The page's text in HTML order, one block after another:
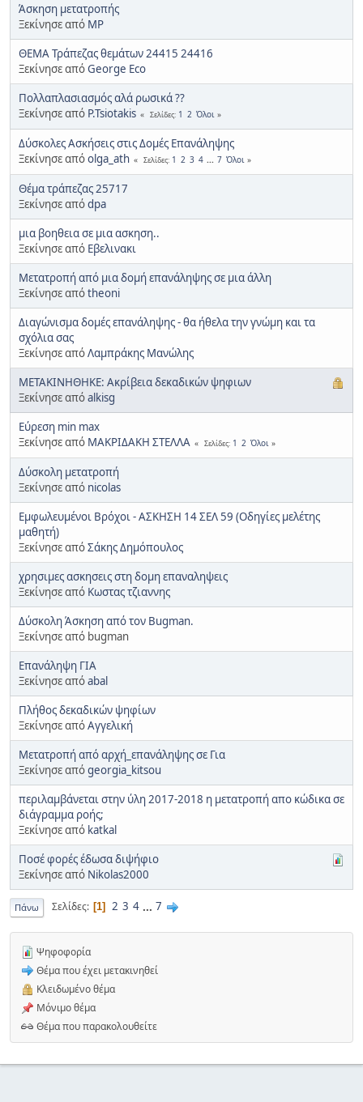
Άσκηση μετατροπής
Ξεκίνησε από MP
ΘΕΜΑ Τράπεζας θεμάτων 24415 24416
Ξεκίνησε απόGeorge Eco
Πολλαπλασιασμός αλά ρωσικά ??
Ξεκίνησε από P.Tsiotakis Σελίδες 1 2 Όλοι
Δύσκολες Ασκήσεις στις Δομές Επανάληψης
Ξεκίνησε απόolga_ath Σελίδες 1 2 3 4 ... 7 Όλοι
Θέμα τράπεζας 25717
Ξεκίνησε απόdpa
μια βοηθεια σε μια ασκηση..
Ξεκίνησε από Εβελινακι
Μετατροπή από μια δομή επανάληψης σε μια άλλη
Ξεκίνησε απόtheoni
Διαγώνισμα δομές επανάληψης - θα ήθελα την γνώμη και τα
σχόλια σας
Ξεκίνησε απόΛαμπράκης Μανώλης
ΜΕΤΑΚΙΝΗΘΗΚΕ: Ακρίβεια δεκαδικών ψηφιων
Ξεκίνησε απόalkisg
Εύρεση min max
Ξεκίνησε από ΜΑΚΡΙΔΑΚΗ ΣΤΕΛΛΑ Σελίδες 1 2 Όλοι
Δύσκολη μετατροπή
Ξεκίνησε από nicolas
Εμφωλευμένοι Βρόχοι - ΑΣΚΗΣΗ 14 ΣΕΛ 59 (Οδηγίες μελέτης
μαθητή)
Ξεκίνησε απόΣάκης Δημόπουλος
χρησιμες ασκησεις στη δομη επαναληψεις
Ξεκίνησε από Κωστας τζιαννης
Δύσκολη Άσκηση από τον Bugman.
Ξεκίνησε από bugman
Επανάληψη ΓΙΑ
Ξεκίνησε απόabal
Πλήθος δεκαδικών ψηφίων
Ξεκίνησε απόΑγγελική
Μετατροπή από αρχή_επανάληψης σε Για
Ξεκίνησε απόgeorgia_kitsou
περιλαμβάνεται στην ύλη 2017-2018 η μετατροπή απο κώδικα σε
διάγραμμα ροής;
Ξεκίνησε από katkal
Ποσέ φορές έδωσα διψήφιο
Ξεκίνησε από Nikolas2000
Πάνω Σελίδες 1 2 3 4 ... 7
Ψηφοφορία
Θέμα που έχει μετακινηθεί
Κλειδωμένο θέμα
Μόνιμο θέμα
Θέμα που παρακολουθείτε